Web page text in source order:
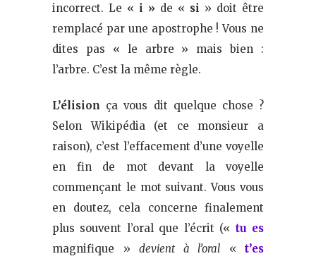
incorrect. Le « i » de « si » doit être
remplacé par une apostrophe ! Vous ne
dites pas « le arbre » mais bien :
l’arbre. C’est la même règle.
L’élision ça vous dit quelque chose ?
Selon Wikipédia (et ce monsieur a
raison), c’est l’effacement d’une voyelle
en fin de mot devant la voyelle
commençant le mot suivant. Vous vous
en doutez, cela concerne finalement
plus souvent l’oral que l’écrit (« tu es
magnifique » devient à l’oral « t’es